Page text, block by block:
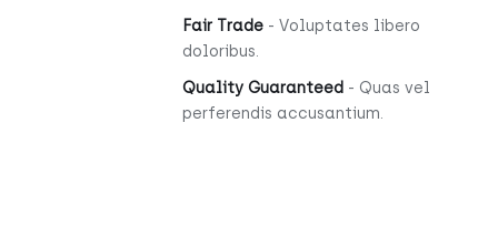
Fair Trade- Voluptates libero
doloribus.
Quality Guaranteed - Quas vel
perferendis accusantium.